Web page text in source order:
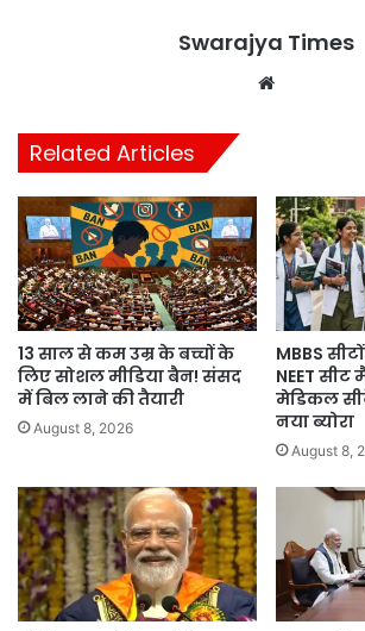
Swarajya Times
Related Articles
13 साल से कम उम्र के बच्चों के
लिए सोशल मीडिया बैन! संसद
में बिल लाने की तैयारी
August 8, 2026
MBBS
NEET सीट
मेडिकल
नया ब्योरा
August 8,